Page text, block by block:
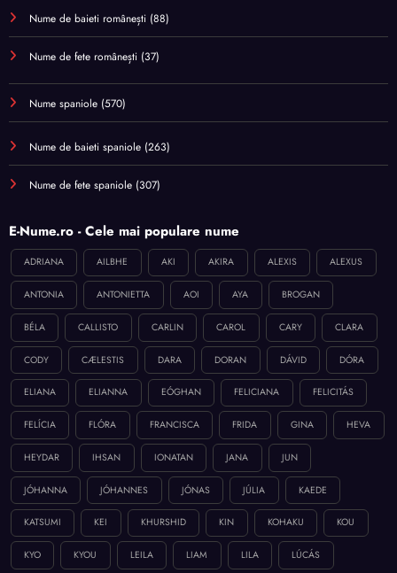
Nume de baieti românești (88)
Nume de fete românești (37)
Nume spaniole (570)
Nume de baieti spaniole (263)
Nume de fete spaniole (307)
E-Nume.ro - Cele mai populare nume
ADRIANA AILBHE AKI AKIRA ALEXIS ALEXUS
ANTONIA ANTONIETTA AOI AYA BROGAN
BÉLA CALLISTO CARLIN CAROL CARY CLARA
CODY CÆLESTIS DARA DORAN DÁVID DÓRA
ELIANA ELIANNA EÓGHAN FELICIANA FELICITÁS
FELÍCIA FLÓRA FRANCISCA FRIDA GINA HEVA
HEYDAR IHSAN IONATAN JANA JUN
JÓHANNA JÓHANNES JÓNAS JÚLIA KAEDE
KATSUMI KEI KHURSHID KIN KOHAKU KOU
KYO KYOU LEILA LIAM LILA LÚCÁS